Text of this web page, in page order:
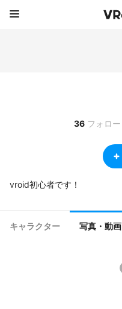
36 フォロー
vroid初心者です！
キャラクター 写真・動画